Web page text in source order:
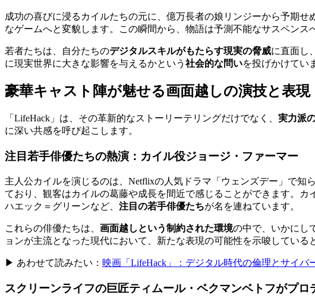
成功の喜びに浸るカイルたちの元に、億万長者の娘リンジーから予期せ
なゲームへと変貌します。この瞬間から、物語は予測不能なサスペンス
若者たちは、自分たちのデジタルスキルがもたらす現実の脅威に直面し
に現実世界に大きな影響を与えるかという 社会的な問いを投げかけてい
豪華キャスト陣が魅せる画面越しの演技と表現
「LifeHack」は、その革新的なストーリーテリングだけでなく、 実力派
に深い共感を呼び起こします。
注目若手俳優たちの熱演：カイル役ジョージ・ファーマー
主人公カイルを演じるのは、Netflixの人気ドラマ「ウェンズデー」で知
ており、観客はカイルの葛藤や成長を間近で感じることができます。
ハエック＝グリーンなど、 注目の若手俳優たちが名を連ねています。
これらの俳優たちは、 画面越しという制約された環境の中で、いかにし
ョンが主流となった現代において、新たな表現の可能性を示唆している
▶ あわせて読みたい： 映画「LifeHack」：デジタル時代の倫理とサイバ
スクリーンライフの巨匠ティムール・ベクマンベトフがプロ